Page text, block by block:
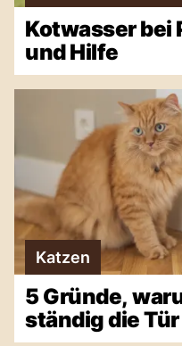
Kotwasser bei
und Hilfe
Katzen
5 Gründe,
ständig die